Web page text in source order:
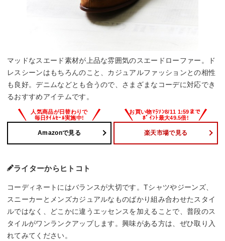
マッドなスエード素材が上品な雰囲気のスエードローファー。ド
レスシーンはもちろんのこと、カジュアルファッションとの相性
も良好。デニムなどとも合うので、さまざまなコーデに対応でき
るおすすめアイテムです。
Amazonで見る 楽天市場で見る
ライターからヒトコト
コーディネートにはバランスが大切です。Tシャツやジーンズ、
スニーカーとメンズカジュアルなものばかり組み合わせたスタイ
ルではなく、どこかに違うエッセンスを加えることで、普段のス
タイルがワンランクアップします。興味がある方は、ぜひ取り入
れてみてください。